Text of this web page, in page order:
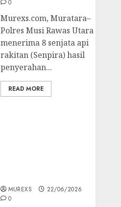
0
Murexs.com, Muratara–
Polres Musi Rawas Utara
menerima 8 senjata api
rakitan (Senpira) hasil
penyerahan...
READ MORE
MUREXS
22/06/2026
0